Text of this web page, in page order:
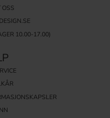
OSS
10.00-17.00)